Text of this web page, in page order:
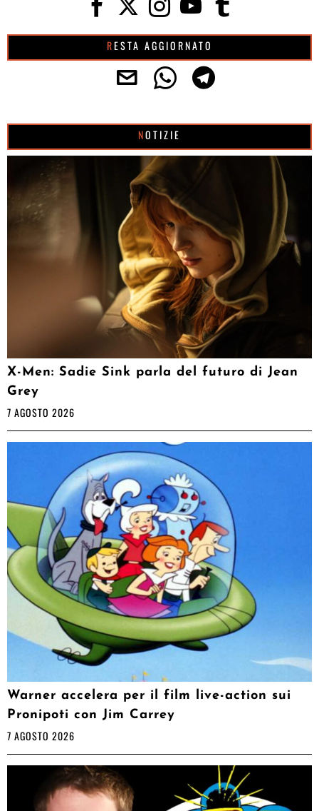
RESTA AGGIORNATO
NOTIZIE
X-Men: Sadie Sink parla del futuro di Jean
Grey
7 AGOSTO 2026
Warner accelera per il film live-action sui
Pronipoti con Jim Carrey
7 AGOSTO 2026